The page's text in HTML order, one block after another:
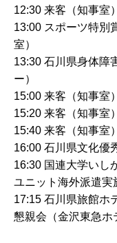
12:30 来客（知事室）
13:00 スポーツ特別
室）
13:30 石川県身体障
ー）
15:00 来客（知事室）
15:20 来客（知事室）
15:40 来客（知事室）
16:00 石川県文化優
16:30 国連大学いし
ユニット海外派遣実
17:15 石川県旅館ホ
懇親会（金沢東急ホ